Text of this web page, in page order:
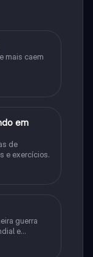
mais caem
em
de
e exercícios.
guerra
e
fases da